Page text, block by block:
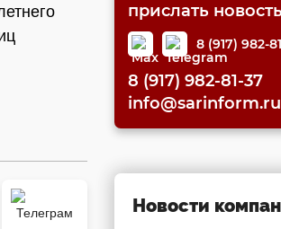
прислать
8 (917) 982-
8 (917) 982-81-37
info@sarinform.ru
Новости